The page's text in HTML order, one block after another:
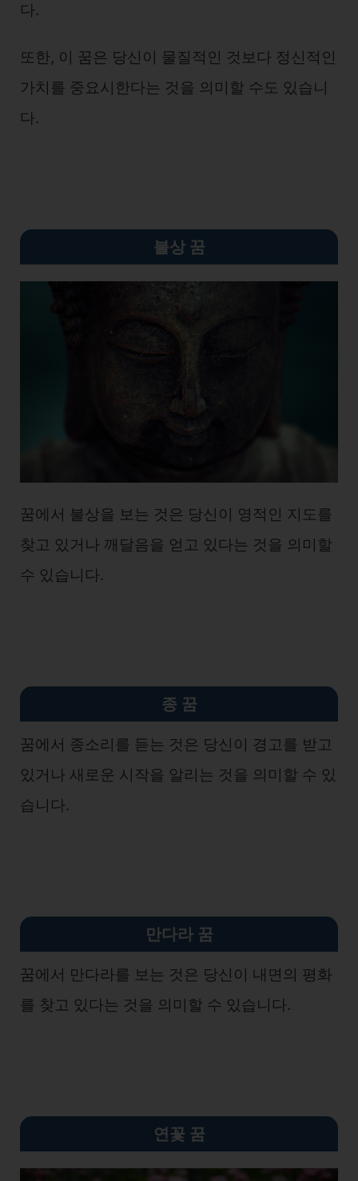
다.
또한, 이 꿈은 당신이 물질적인 것보다 정신적인
가치를 중요시한다는 것을 의미할 수도 있습니
다.
불상 꿈
꿈에서 불상을 보는 것은 당신이 영적인 지도를
찾고 있거나 깨달음을 얻고 있다는 것을 의미할
수 있습니다.
종 꿈
꿈에서 종소리를 듣는 것은 당신이 경고를 받고
있거나 새로운 시작을 알리는 것을 의미할 수 있
습니다.
만다라 꿈
꿈에서 만다라를 보는 것은 당신이 내면의 평화
를 찾고 있다는 것을 의미할 수 있습니다.
연꽃 꿈